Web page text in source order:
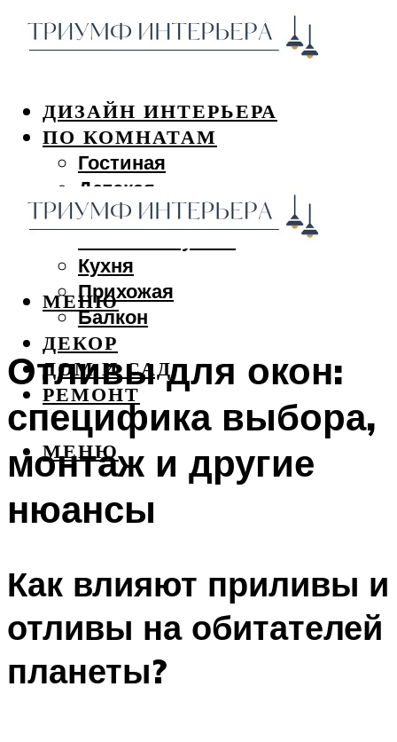
ДИЗАЙН ИНТЕРЬЕРА
ПО КОМНАТАМ
Гостиная
Детская
Спальня
Кухня
Прихожая
Балкон
ДЕКОР
ДОМ И САД
РЕМОНТ
МЕНЮ
МЕНЮ
Отливы для окон:
специфика выбора,
монтаж и другие
нюансы
Как влияют приливы и
отливы на обитателей
планеты?